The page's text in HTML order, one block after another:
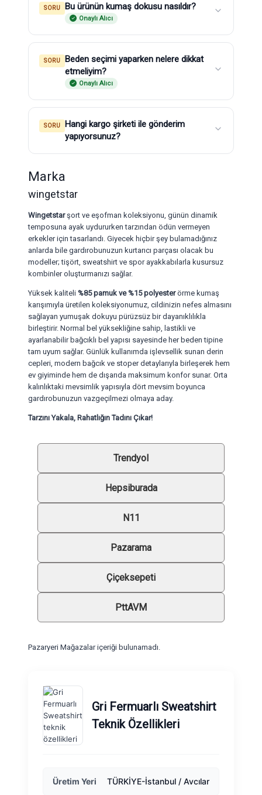
SORU Bu ürünün kumaş dokusu nasıldır?
Onaylı Alıcı
SORU
Beden seçimi yaparken nelere dikkat
etmeliyim?
Onaylı Alıcı
SORU
Hangi kargo şirketi ile gönderim
yapıyorsunuz?
Marka
wingetstar
Wingetstarşort ve eşofman koleksiyonu, günün dinamik
temposuna ayak uydururken tarzından ödün vermeyen
erkekler için tasarlandı. Giyecek hiçbir şey bulamadığınız
anlarda bile gardırobunuzun kurtarıcı parçası olacak bu
modeller; tişört, sweatshirt ve spor ayakkabılarla kusursuz
kombinler oluşturmanızı sağlar.
Yüksek kaliteli %85 pamuk ve %15 polyesterörme kumaş
karışımıyla üretilen koleksiyonumuz, cildinizin nefes almasını
sağlayan yumuşak dokuyu pürüzsüz bir dayanıklılıkla
birleştirir. Normal bel yüksekliğine sahip, lastikli ve
ayarlanabilir bağcıklı bel yapısı sayesinde her beden tipine
tam uyum sağlar. Günlük kullanımda işlevsellik sunan derin
cepleri, modern bağcık ve stoper detaylarıyla birleşerek hem
ev giyiminde hem de dışarıda maksimum konfor sunar. Orta
kalınlıktaki mevsimlik yapısıyla dört mevsim boyunca
gardırobunuzun vazgeçilmezi olmaya aday.
Tarzını Yakala, Rahatlığın Tadını Çıkar!
Trendyol
Hepsiburada
N11
Pazarama
Çiçeksepeti
PttAVM
Pazaryeri Mağazalar içeriği bulunamadı.
Gri Fermuarlı Sweatshirt
Teknik Özellikleri
Üretim Yeri TÜRKİYE-İstanbul / Avcılar